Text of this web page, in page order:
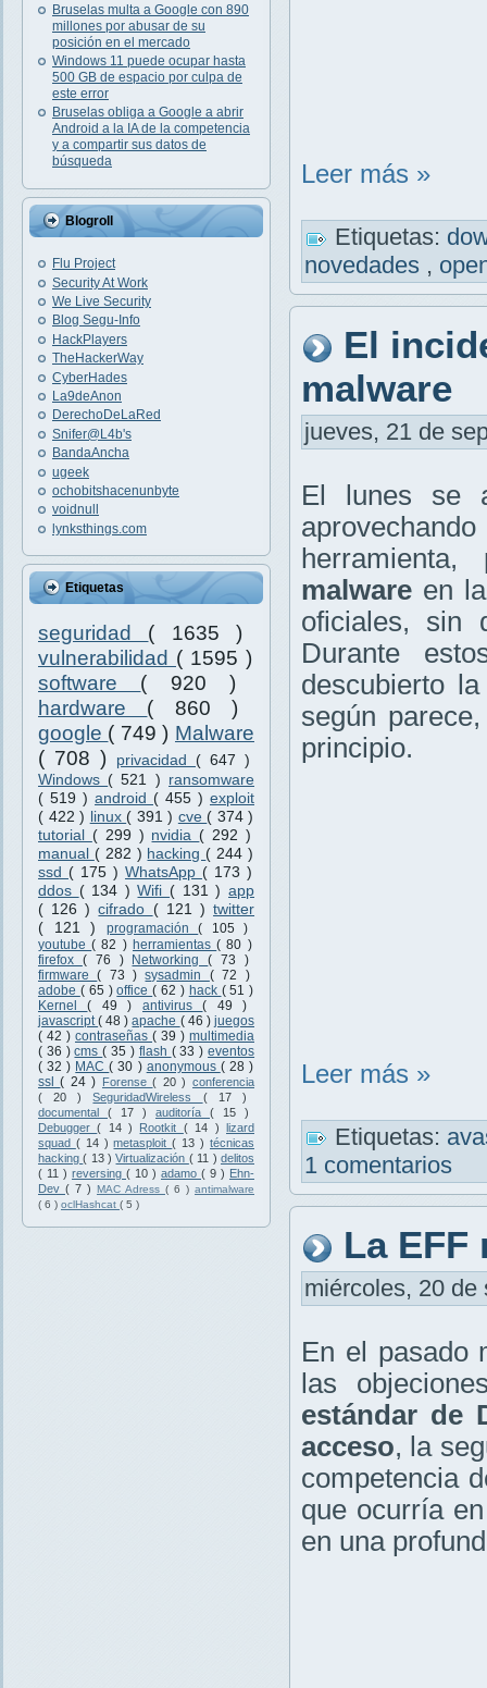
Bruselas multa a Google con 890
millones por abusar de su
posición en el mercado
Windows 11 puede ocupar hasta
500 GB de espacio por culpa de
este error
Bruselas obliga a Google a abrir
Android a la IA de la competencia
y a compartir sus datos de
búsqueda
Blogroll
Flu Project
Security At Work
We Live Security
Blog Segu-Info
HackPlayers
TheHackerWay
CyberHades
La9deAnon
DerechoDeLaRed
Snifer@L4b's
BandaAncha
ugeek
ochobitshacenunbyte
voidnull
lynksthings.com
Etiquetas
seguridad ( 1635 )
vulnerabilidad ( 1595 )
software ( 920 )
hardware ( 860 )
google ( 749 ) Malware
( 708 )
privacidad ( 647 )
Windows ( 521 ) ransomware
( 519 ) android ( 455 ) exploit
( 422 ) linux ( 391 ) cve ( 374 )
tutorial ( 299 ) nvidia ( 292 )
manual ( 282 ) hacking ( 244 )
ssd ( 175 ) WhatsApp ( 173 )
ddos ( 134 )Wifi ( 131 ) app
( 126 )cifrado ( 121 )twitter
( 121 ) programación( 105 )
youtube( 82 ) herramientas( 80 )
firefox ( 76 ) Networking( 73 )
firmware( 73 )sysadmin ( 72 )
adobe ( 65 )office( 62 ) hack ( 51 )
Kernel( 49 ) antivirus( 49 )
javascript( 48 )apache ( 46 ) juegos
( 42 ) contraseñas ( 39 ) multimedia
( 36 )cms( 35 ) flash ( 33 )eventos
( 32 ) MAC( 30 ) anonymous ( 28 )
ssl( 24 ) Forense( 20 ) conferencia
( 20 )SeguridadWireless ( 17 )
documental ( 17 ) auditoría ( 15 )
Debugger( 14 ) Rootkit ( 14 ) lizard
squad ( 14 )metasploit( 13 ) técnicas
hacking( 13 )Virtualización ( 11 ) delitos
( 11 ) reversing ( 10 ) adamo ( 9 ) Ehn-
Dev ( 7 ) MAC Adress ( 6 ) antimalware
( 6 ) oclHashcat ( 5 )
Leer más »
Etiquetas:
novedades ,
El
malware
jueves, 21 de
El lunes se
malware en
oficiales, sin
Durante
descubierto
según
principio.
Leer más »
Etiquetas:
1 comentarios
La EFF
miércoles, 20 de
En el pasado
las
estándar de
acceso, la
competencia
que ocurría
en una